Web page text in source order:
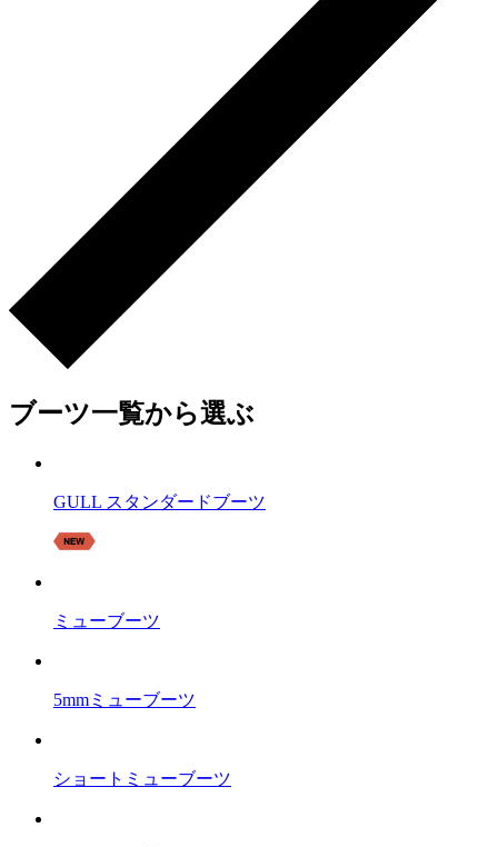
ブーツ一覧から選ぶ
GULL スタンダードブーツ
ミューブーツ
5mmミューブーツ
ショートミューブーツ